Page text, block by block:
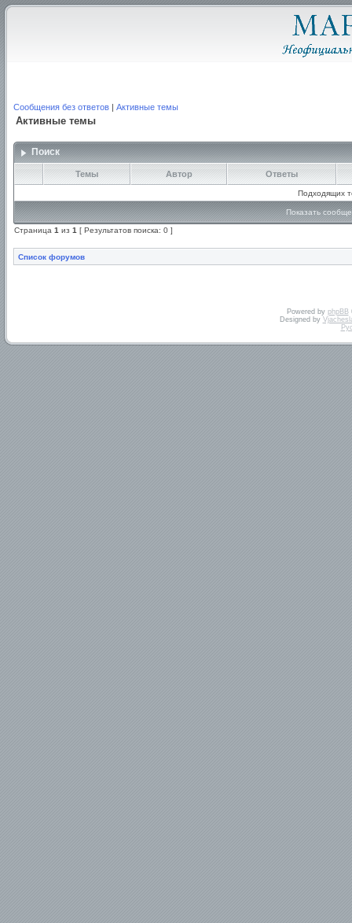
Сообщения без ответов | Активные темы
Активные темы
Поиск
Темы Автор Ответы
Подходящих
Показать
Страница 1 из 1 [ Результатов поиска: 0 ]
Список форумов
Powered by phpBB
Designed by